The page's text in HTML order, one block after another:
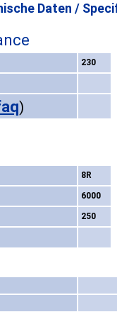
Daten /
230
)
8R
6000
250